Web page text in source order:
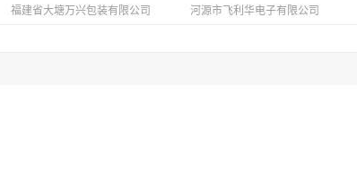
福建省大塘万兴包装有限公司 河源市飞利华电子有限公司